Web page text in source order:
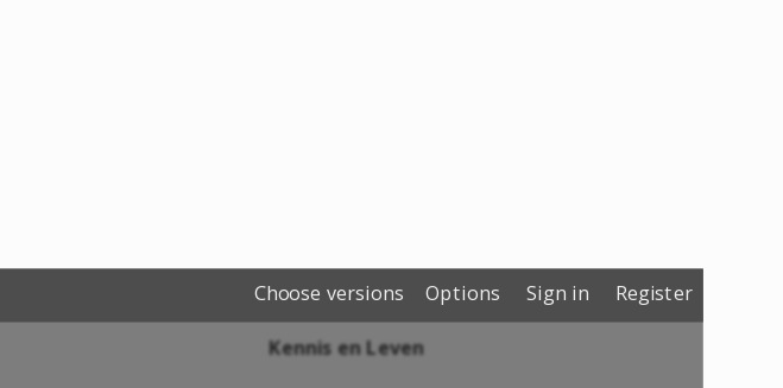
Choose versions Options Sign in Register
Kennis en Leven